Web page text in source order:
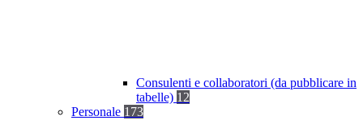
Consulenti e collaboratori (da pubblicare in
tabelle) 12
Personale 173